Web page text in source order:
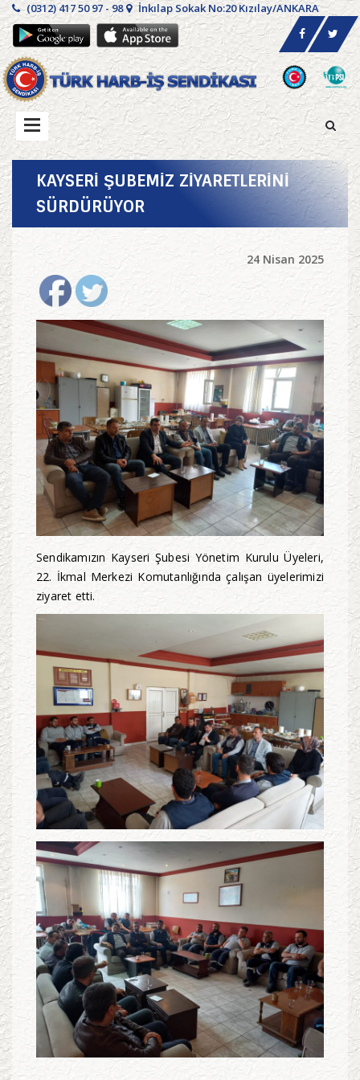
(0312) 417 50 97 - 98 İnkılap Sokak No:20 Kızılay/ANKARA
KAYSERİ ŞUBEMİZ ZİYARETLERİNİ
SÜRDÜRÜYOR
24 Nisan 2025
Sendikamızın Kayseri Şubesi Yönetim Kurulu Üyeleri,
22. İkmal Merkezi Komutanlığında çalışan üyelerimizi
ziyaret etti.